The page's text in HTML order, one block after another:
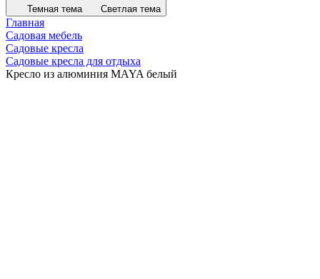
Темная тема Светлая тема
Главная
Садовая мебель
Садовые кресла
Садовые кресла для отдыха
Кресло из алюминия MAYA белый